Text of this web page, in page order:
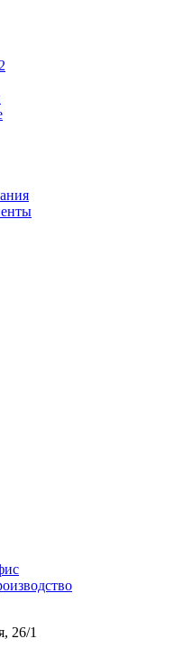
26/1